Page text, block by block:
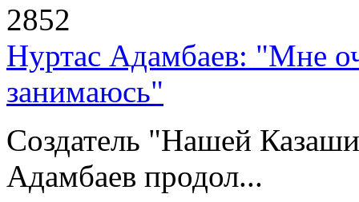
2852
Нуртас Адамбаев: "Мне
занимаюсь"
Создатель "Нашей
Адамбаев продол...